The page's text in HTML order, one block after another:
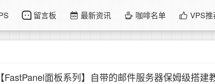
留言板 最新资讯 咖啡名单 VPS推
2022-06-19
【FastPanel面板系列】自带的邮件服务器保姆级搭建